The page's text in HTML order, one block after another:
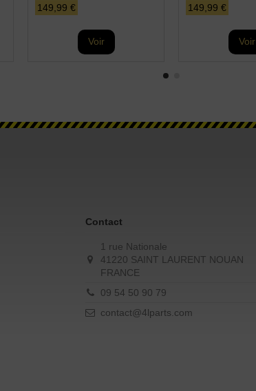
149,99 €
Voir
149,99 €
Voir
Contact
1 rue Nationale
41220 SAINT LAURENT NOUAN
FRANCE
09 54 50 90 79
contact@4lparts.com